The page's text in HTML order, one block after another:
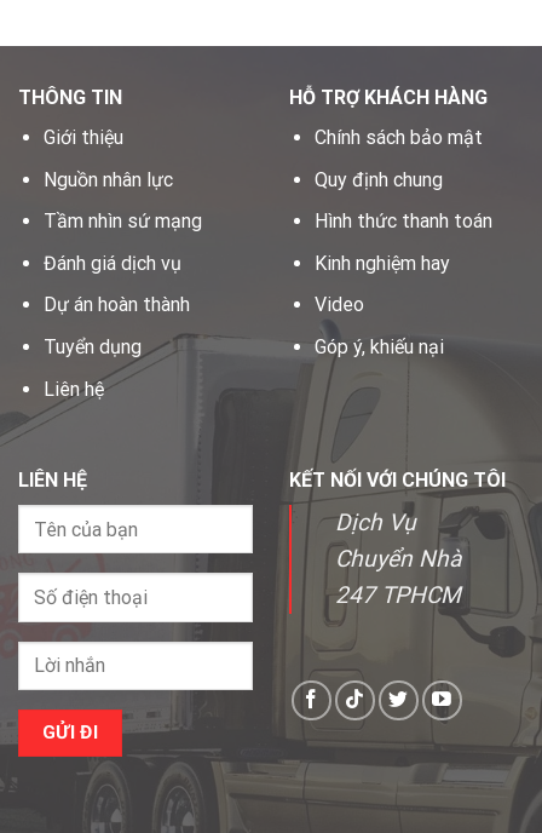
THÔNG TIN
Giới thiệu
Nguồn nhân lực
Tầm nhìn sứ mạng
Đánh giá dịch vụ
Dự án hoàn thành
Tuyển dụng
Liên hệ
HỖ TRỢ KHÁCH HÀNG
Chính sách bảo mật
Quy định chung
Hình thức thanh toán
Kinh nghiệm hay
Video
Góp ý, khiếu nại
LIÊN HỆ KẾT NỐI VỚI CHÚNG TÔI
Dịch Vụ
Chuyển Nhà
247 TPHCM